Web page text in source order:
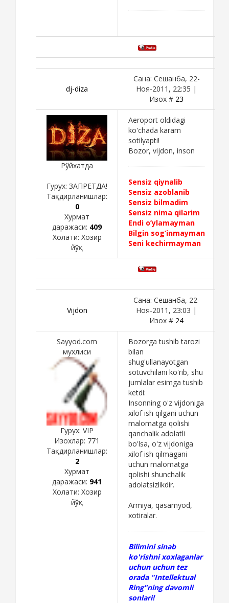
dj-diza
Сана: Сешанба, 22-
Ноя-2011, 22:35 |
Изох # 23
Рўйхатда
Гурух: ЗАПРЕТДА!
Тақдирланишлар:
0
Хурмат
даражаси: 409
Холати: Хозир
йўқ
Aeroport oldidagi
ko'chada karam
sotilyapti!
Bozor, vijdon, inson
Sensiz qiynalib
Sensiz azoblanib
Sensiz bilmadim
Sensiz nima qilarim
Endi o’ylamayman
Bilgin sog’inmayman
Seni kechirmayman
Vijdon
Сана: Сешанба, 22-
Ноя-2011, 23:03 |
Изох # 24
Sayyod.com
мухлиси
Гурух: VIP
Изохлар: 771
Тақдирланишлар:
2
Хурмат
даражаси: 941
Холати: Хозир
йўқ
Bozorga tushib tarozi
bilan
shug'ullanayotgan
sotuvchilani ko'rib, shu
jumlalar esimga tushib
ketdi:
Insonning o'z vijdoniga
xilof ish qilgani uchun
malomatga qolishi
qanchalik adolatli
bo'lsa, o'z vijdoniga
xilof ish qilmagani
uchun malomatga
qolishi shunchalik
adolatsizlikdir.
Armiya, qasamyod,
xotiralar.
Bilimini sinab
ko'rishni xoxlaganlar
uchun uchun tez
orada "Intellektual
Ring"ning davomli
sonlari!